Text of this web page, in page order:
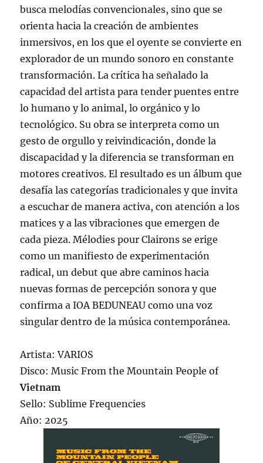
busca melodías convencionales, sino que se
orienta hacia la creación de ambientes
inmersivos, en los que el oyente se convierte en
explorador de un mundo sonoro en constante
transformación. La crítica ha señalado la
capacidad del artista para tender puentes entre
lo humano y lo animal, lo orgánico y lo
tecnológico. Su obra se interpreta como un
gesto de orgullo y reivindicación, donde la
discapacidad y la diferencia se transforman en
motores creativos. El resultado es un álbum que
desafía las categorías tradicionales y que invita
a escuchar de manera activa, con atención a los
matices y a las vibraciones que emergen de
cada pieza. Mélodies pour Clairons se erige
como un manifiesto de experimentación
radical, un debut que abre caminos hacia
nuevas formas de percepción sonora y que
confirma a IOA BEDUNEAU como una voz
singular dentro de la música contemporánea.
Artista: VARIOS
Disco: Music From the Mountain People of
Vietnam
Sello: Sublime Frequencies
Año: 2025